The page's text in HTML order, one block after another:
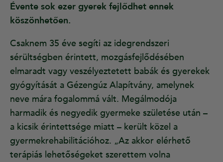
Évente sok ezer gyerek fejlődhet ennek
köszönhetően.
Csaknem 35 éve segíti az idegrendszeri
sérültségben érintett, mozgásfejlődésében
elmaradt vagy veszélyeztetett babák és gyerekek
gyógyítását a Gézengúz Alapítvány, amelynek
neve mára fogalommá vált. Megálmodója
harmadik és negyedik gyermeke születése után –
a kicsik érintettsége miatt – került közel a
gyermekrehabilitációhoz. „Az akkor elérhető
terápiás lehetőségeket szerettem volna